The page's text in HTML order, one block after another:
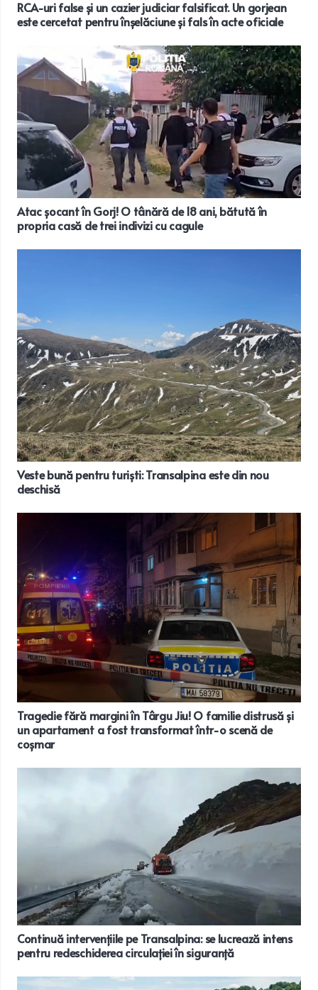
RCA-uri false și un cazier judiciar falsificat. Un gorjean
este cercetat pentru înșelăciune și fals în acte oficiale
Atac șocant în Gorj! O tânără de 18 ani, bătută în
propria casă de trei indivizi cu cagule
Veste bună pentru turiști: Transalpina este din nou
deschisă
Tragedie fără margini în Târgu Jiu! O familie distrusă și
un apartament a fost transformat într-o scenă de
coșmar
Continuă intervențiile pe Transalpina: se lucrează intens
pentru redeschiderea circulației în siguranță